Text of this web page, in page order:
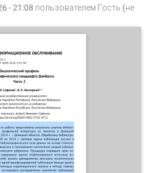
- 21:08 пользователем Гость (не